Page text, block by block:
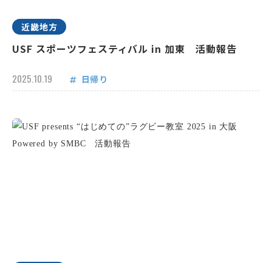
近畿地方
USF スポーツフェスティバル in 加東 活動報告
2025.10.19 日帰り